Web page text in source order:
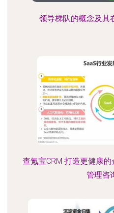
领导梯队的概念及其
查氪宝CRM 打造更健康
管理咨